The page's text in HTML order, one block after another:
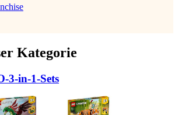
Kategorie
3-in-1-Sets